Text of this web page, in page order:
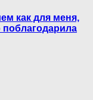
как для меня,
поблагодарила